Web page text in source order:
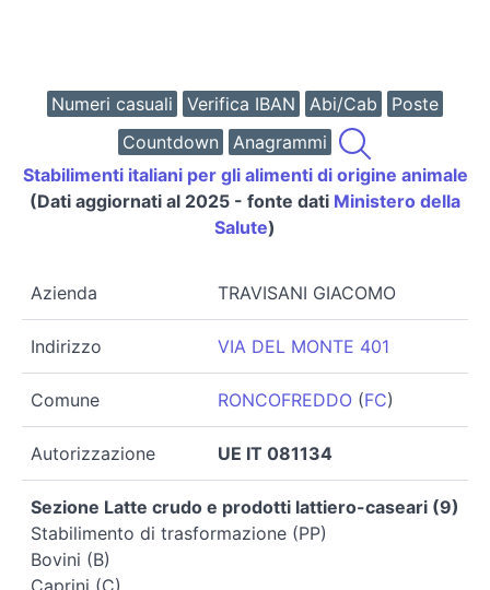
Numeri casuali Verifica IBAN Abi/Cab
Poste
Countdown
Anagrammi
Stabilimenti italiani per gli alimenti di origine animale
(Dati aggiornati al 2025 - fonte dati Ministero della
Salute)
Azienda TRAVISANI GIACOMO
Indirizzo VIA DEL MONTE 401
Comune RONCOFREDDO (FC)
Autorizzazione UE IT 081134
Sezione Latte crudo e prodotti lattiero-caseari (9)
Stabilimento di trasformazione (PP)
Bovini (B)
Caprini (C)